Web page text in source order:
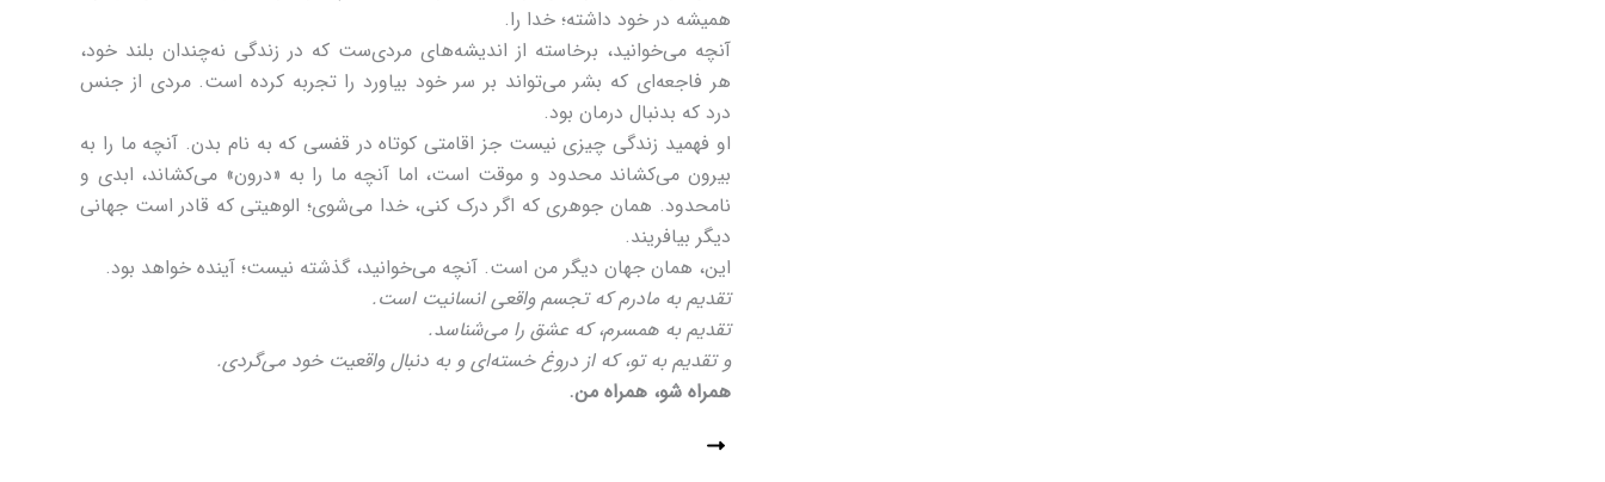
همیشه در خود داشته؛ خدا را.
آنچه می‌خوانید، برخاسته از اندیشه‌های مردی‌ست که در زندگی نه‌چندان بلند خود،
هر فاجعه‌ای که بشر می‌تواند بر سر خود بیاورد را تجربه کرده است. مردی از جنس
درد که بدنبال درمان بود.
او فهمید زندگی چیزی نیست جز اقامتی کوتاه در قفسی که به نام بدن. آنچه ما را به
بیرون می‌کشاند محدود و موقت است، اما آنچه ما را به «درون» می‌کشاند، ابدی و
نامحدود. همان جوهری که اگر درک کنی، خدا می‌شوی؛ الوهیتی که قادر است جهانی
دیگر بیافریند.
این، همان جهان دیگر من است. آنچه می‌خوانید، گذشته نیست؛ آینده خواهد بود.
تقدیم به مادرم که تجسم واقعی انسانیت است.
تقدیم به همسرم، که عشق را می‌شناسد.
و تقدیم به تو، که از دروغ خسته‌ای و به دنبال واقعیت خود می‌گردی.
همراه شو، همراه من.